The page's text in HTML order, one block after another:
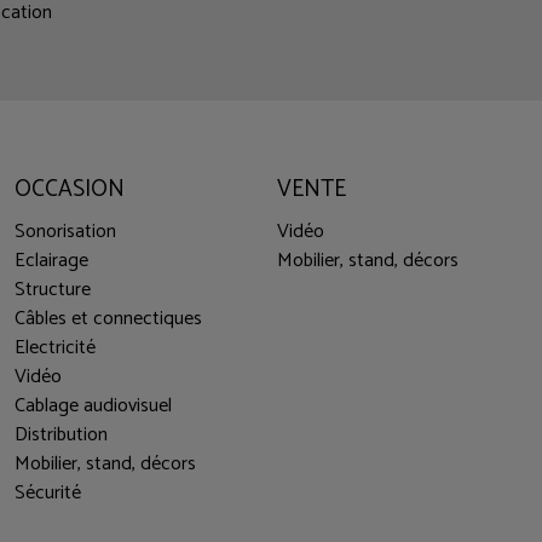
OCCASION
Sonorisation
Eclairage
Structure
Câbles et connectiques
Electricité
Vidéo
Cablage audiovisuel
Distribution
Mobilier, stand, décors
Sécurité
VENTE
Vidéo
Mobilier, stand, décors